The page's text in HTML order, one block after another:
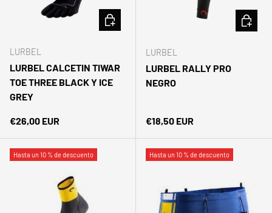
LURBEL
LURBEL CALCETIN TIWAR
TOE THREE BLACK Y ICE
GREY
Precio normal
€26,00 EUR
ELEGIR OPCIONES
LURBEL
LURBEL RALLY PRO
NEGRO
Precio normal
€18,50 EUR
ELEGIR
Hasta un 10 % de descuento Hasta un 10 % de descuento